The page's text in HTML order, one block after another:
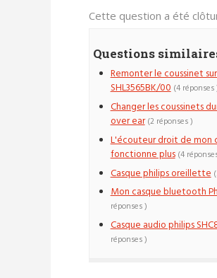
Cette question a été
Questions
Remonter le coussinet
SHL3565BK/00 (4 réponses
Changer les coussinets
over ear (2 réponses )
L'écouteur droit de mon
fonctionne plus (4
Casque philips oreillette
Mon casque bluetooth
réponses )
Casque audio philips
réponses )